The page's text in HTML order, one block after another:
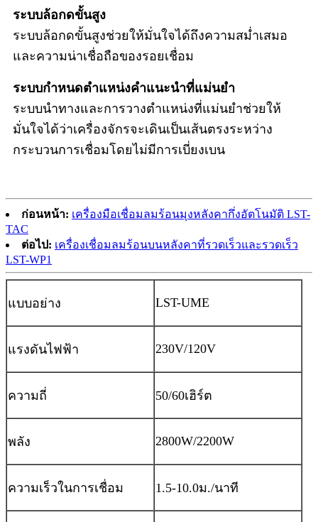
ระบบล้อกดขั้นสูง
ระบบล้อกดขั้นสูงช่วยให้มั่นใจได้ถึงความสม่ำเสมอ
และความน่าเชื่อถือของรอยเชื่อม
ระบบกำหนดตำแหน่งคำแนะนำที่แม่นยำ
ระบบนำทางและการวางตำแหน่งที่แม่นยำช่วยให้
มั่นใจได้ว่าเครื่องจักรจะเดินเป็นเส้นตรงระหว่าง
กระบวนการเชื่อมโดยไม่มีการเบี่ยงเบน
ก่อนหน้า: เครื่องมือเชื่อมลมร้อนมุงหลังคากึ่งอัตโนมัติ LST-
TAC
ต่อไป: เครื่องเชื่อมลมร้อนบนหลังคาที่รวดเร็วและรวดเร็ว
LST-WP1
แบบอย่าง LST-UME
แรงดันไฟฟ้า 230V/120V
ความถี่ 50/60เฮิร์ต
พลัง 2800W/2200W
ความเร็วในการเชื่อม 1.5-10.0ม./นาที